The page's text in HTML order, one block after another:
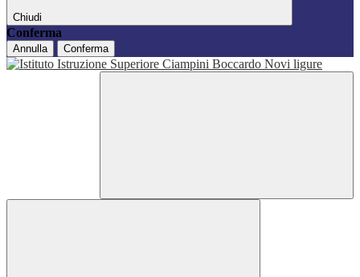
Chiudi
Conferma
Annulla Conferma